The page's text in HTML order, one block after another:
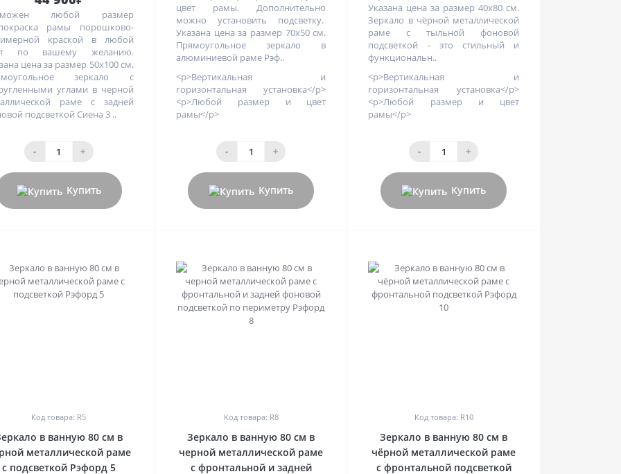
любой размер
рамы порошково-
краской в любой
по вашему желанию.
цена за размер 50х100 см.
зеркало с
углами в черной
раме с задней
подсветкой Сиена 3 ..
- +
Купить
цвет рамы. Дополнительно
можно установить подсветку.
Указана цена за размер 70х50 см.
Прямоугольное зеркало в
алюминиевой раме Рэф..
<p>Вертикальная и
горизонтальная установка</p>
<p>Любой размер и цвет
рамы</p>
- +
Купить
Указана цена за размер 40х80 см.
Зеркало в чёрной металлической
раме с тыльной фоновой
подсветкой - это стильный и
функциональн..
<p>Вертикальная и
горизонтальная установка</p>
<p>Любой размер и цвет
рамы</p>
- +
Купить
Код товара: R5
в ванную 80 см в
металлической раме
с подсветкой Рэфорд 5
Код товара: R8
Зеркало в ванную 80 см в
черной металлической раме
с фронтальной и задней
Код товара: R10
Зеркало в ванную 80 см в
чёрной металлической раме
с фронтальной подсветкой